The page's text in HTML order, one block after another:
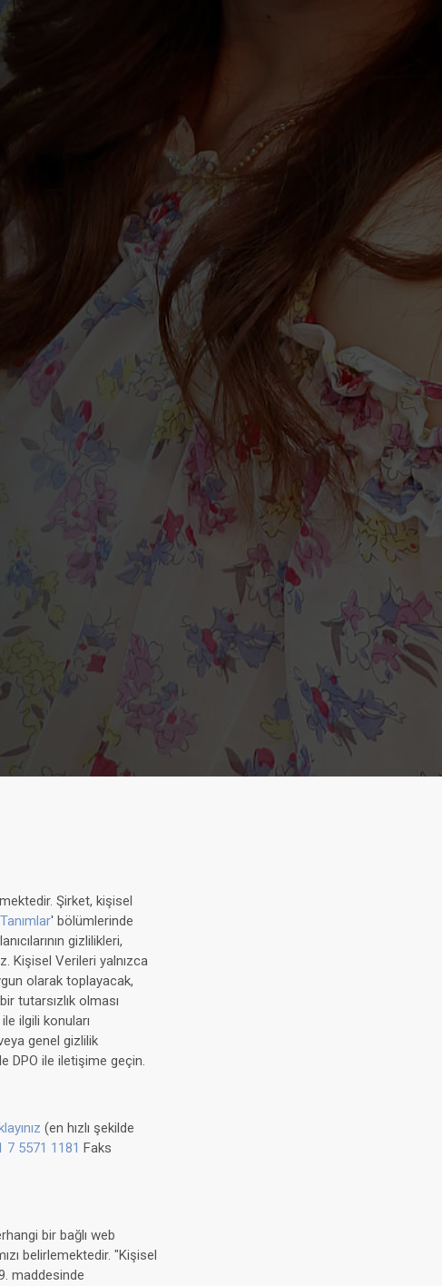
Şirket, kişisel
Tanımlar' bölümlerinde
gizlilikleri,
Kişisel Verileri yalnızca
olarak toplayacak,
tutarsızlık olması
ilgili konuları
genel gizlilik
DPO ile iletişime geçin.
(en hızlı şekilde
7 5571 1181 Faks
bir bağlı web
belirlemektedir. "Kişisel
maddesinde